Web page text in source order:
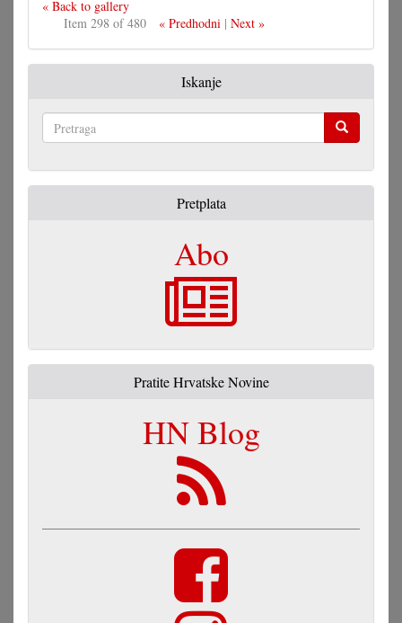
« Back to gallery
Item 298 of 480
« Predhodni| Next »
Iskanje
Pretplata
Abo
Pratite Hrvatske Novine
HN Blog